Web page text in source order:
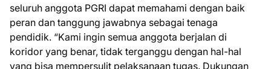
seluruh anggota PGRI dapat memahami dengan baik
peran dan tanggung jawabnya sebagai tenaga
pendidik. “Kami ingin semua anggota berjalan di
koridor yang benar, tidak terganggu dengan hal-hal
yang bisa mempersulit pelaksanaan tugas. Dukungan